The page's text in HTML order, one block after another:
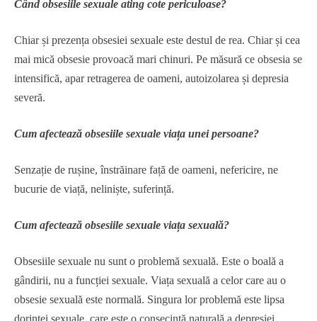
Când obsesiile sexuale ating cote periculoase?
Chiar și prezența obsesiei sexuale este destul de rea. Chiar și cea
mai mică obsesie provoacă mari chinuri. Pe măsură ce obsesia se
intensifică, apar retragerea de oameni, autoizolarea și depresia
severă.
Cum afectează obsesiile sexuale viața unei persoane?
Senzație de rușine, înstrăinare față de oameni, nefericire, ne
bucurie de viață, neliniște, suferință.
Cum afectează obsesiile sexuale viața sexuală?
Obsesiile sexuale nu sunt o problemă sexuală. Este o boală a
gândirii, nu a funcției sexuale. Viața sexuală a celor care au o
obsesie sexuală este normală. Singura lor problemă este lipsa
dorinței sexuale, care este o consecință naturală a depresiei